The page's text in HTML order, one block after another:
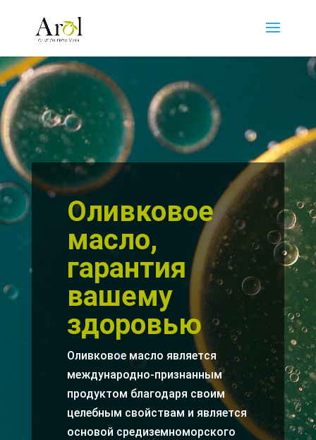
Оливковое
масло,
гарантия
вашему
здоровью
Оливковое масло является
международно-признанным
продуктом благодаря своим
целебным свойствам и является
основой средиземноморского